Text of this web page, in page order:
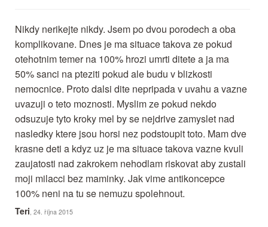
Nikdy nerikejte nikdy. Jsem po dvou porodech a oba
komplikovane. Dnes je ma situace takova ze pokud
otehotnim temer na 100% hrozi umrti ditete a ja ma
50% sanci na pteziti pokud ale budu v blizkosti
nemocnice. Proto dalsi dite nepripada v uvahu a vazne
uvazuji o teto moznosti. Myslim ze pokud nekdo
odsuzuje tyto kroky mel by se nejdrive zamyslet nad
nasledky ktere jsou horsi nez podstoupit toto. Mam dve
krasne deti a kdyz uz je ma situace takova vazne kvuli
zaujatosti nad zakrokem nehodlam riskovat aby zustali
moji milacci bez maminky. Jak vime antikoncepce
100% neni na tu se nemuzu spolehnout.
Teri , 24. října 2015